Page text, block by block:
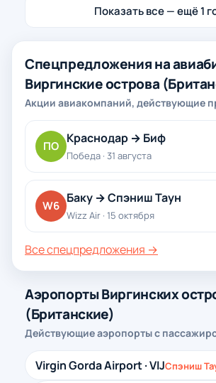
Показать все — ещё 1
Спецпредложения на
Виргинские острова
Акции авиакомпаний, действующие
ПО
Краснодар → Биф
Победа · 31 августа
W6
Баку → Спэниш Таун
Wizz Air · 15 октября
Все спецпредложения →
Аэропорты Виргинских
(Британские)
Действующие аэропорты с
Virgin Gorda Airport · VIJСпэниш